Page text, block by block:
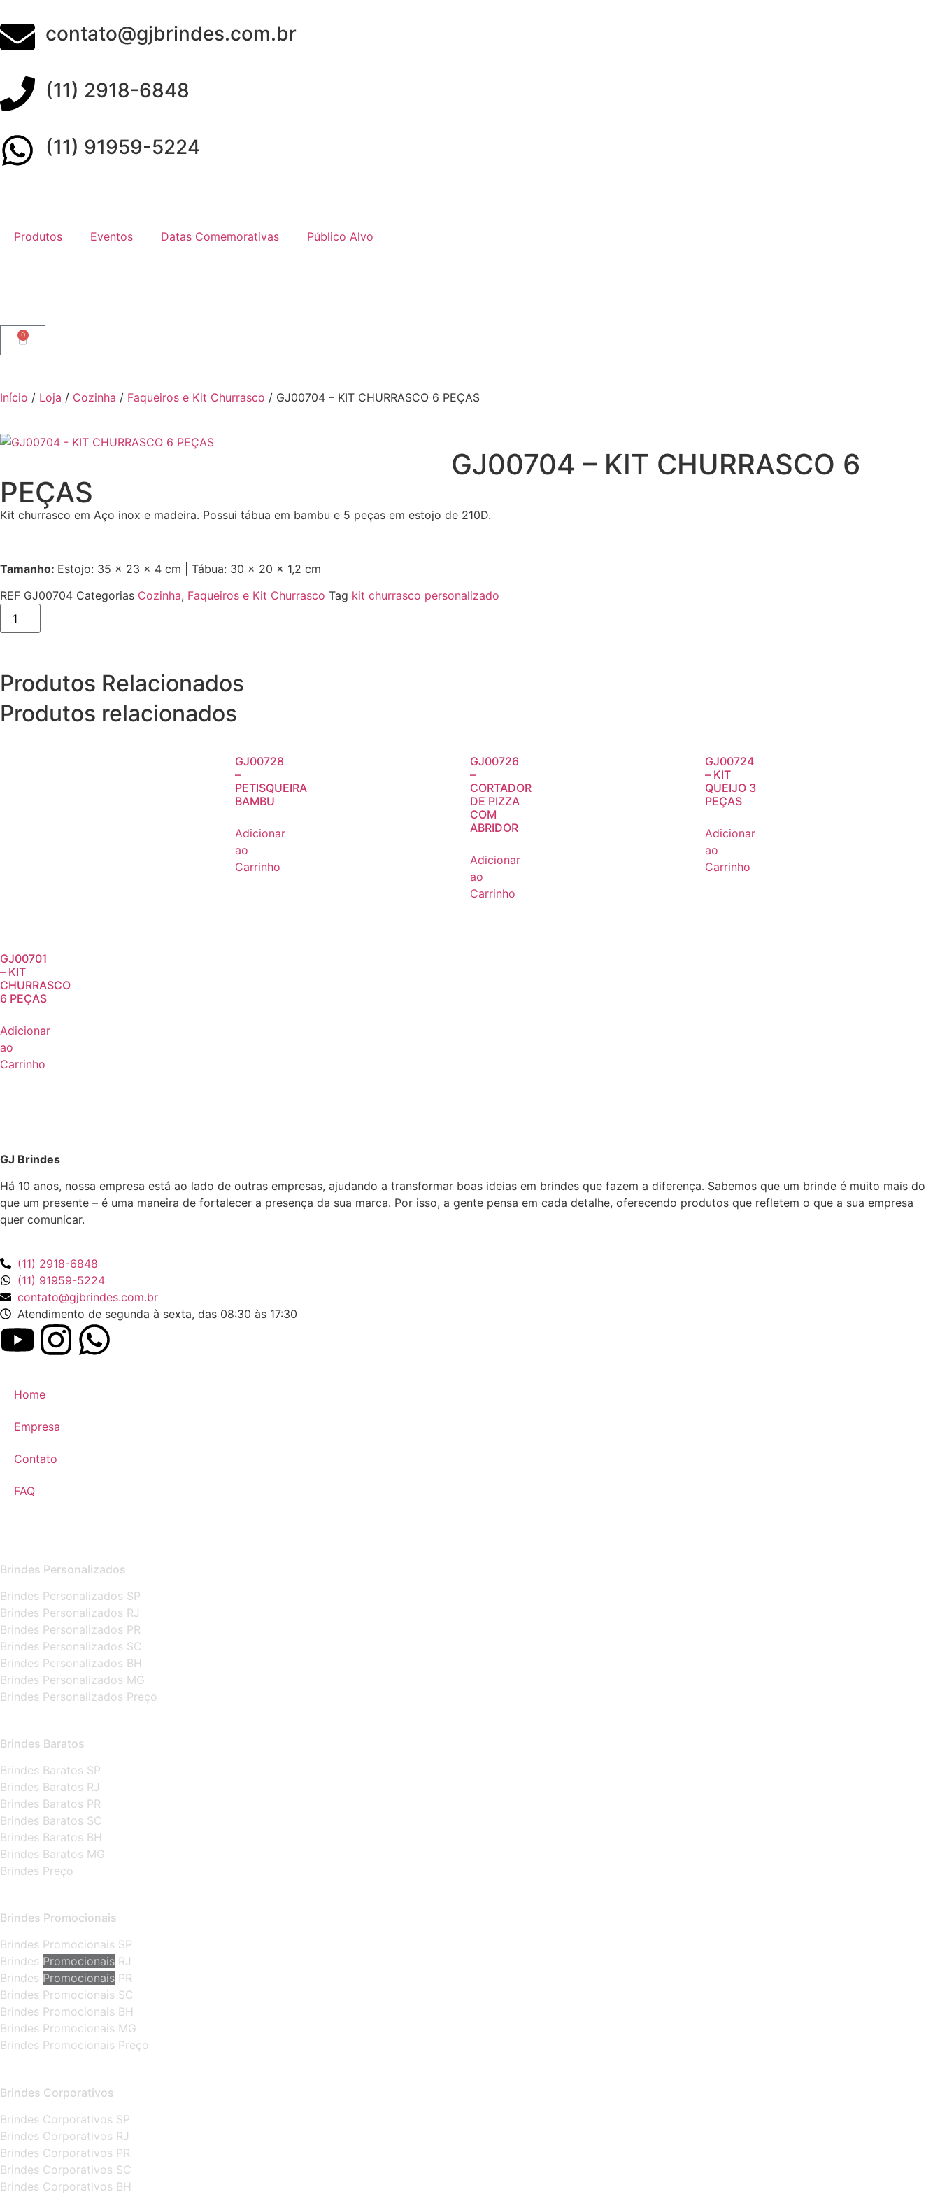
contato@gjbrindes.com.br
(11) 2918-6848
(11) 91959-5224
Produtos Eventos Datas Comemorativas Público Alvo
0
Início / Loja / Cozinha / Faqueiros e Kit Churrasco / GJ00704 – KIT CHURRASCO 6 PEÇAS
GJ00704 – KIT CHURRASCO 6
PEÇAS
Kit churrasco em Aço inox e madeira. Possui tábua em bambu e 5 peças em estojo de 210D.
Tamanho: Estojo: 35 x 23 x 4 cm | Tábua: 30 x 20 x 1,2 cm
REF GJ00704 Categorias Cozinha, Faqueiros e Kit Churrasco Tag kit churrasco personalizado
Produtos Relacionados
Produtos relacionados
GJ00728
–
PETISQUEIRA
BAMBU
Adicionar
ao
Carrinho
GJ00726
–
CORTADOR
DE PIZZA
COM
ABRIDOR
Adicionar
ao
Carrinho
GJ00724
– KIT
QUEIJO 3
PEÇAS
Adicionar
ao
Carrinho
GJ00701
– KIT
CHURRASCO
6 PEÇAS
Adicionar
ao
Carrinho
GJ Brindes
Há 10 anos, nossa empresa está ao lado de outras empresas, ajudando a transformar boas ideias em brindes que fazem a diferença. Sabemos que um brinde é muito mais do
que um presente – é uma maneira de fortalecer a presença da sua marca. Por isso, a gente pensa em cada detalhe, oferecendo produtos que refletem o que a sua empresa
quer comunicar.
(11) 2918-6848
(11) 91959-5224
contato@gjbrindes.com.br
Atendimento de segunda à sexta, das 08:30 às 17:30
Home
Empresa
Contato
FAQ
Brindes Personalizados
Brindes Personalizados SP
Brindes Personalizados RJ
Brindes Personalizados PR
Brindes Personalizados SC
Brindes Personalizados BH
Brindes Personalizados MG
Brindes Personalizados Preço
Brindes Baratos
Brindes Baratos SP
Brindes Baratos RJ
Brindes Baratos PR
Brindes Baratos SC
Brindes Baratos BH
Brindes Baratos MG
Brindes Preço
Brindes Promocionais
Brindes Promocionais SP
Brindes Promocionais RJ
Brindes Promocionais PR
Brindes Promocionais SC
Brindes Promocionais BH
Brindes Promocionais MG
Brindes Promocionais Preço
Brindes Corporativos
Brindes Corporativos SP
Brindes Corporativos RJ
Brindes Corporativos PR
Brindes Corporativos SC
Brindes Corporativos BH